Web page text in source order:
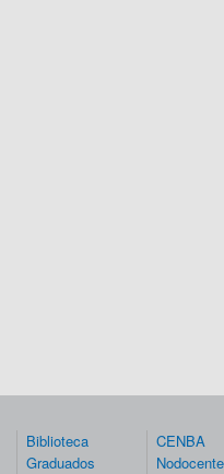
Biblioteca
Graduados
CENBA